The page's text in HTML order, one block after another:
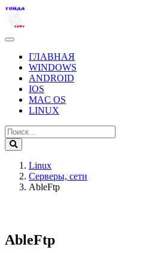
ГЛАВНАЯ
WINDOWS
ANDROID
IOS
MAC OS
LINUX
Linux
Серверы, сети
AbleFtp
AbleFtp